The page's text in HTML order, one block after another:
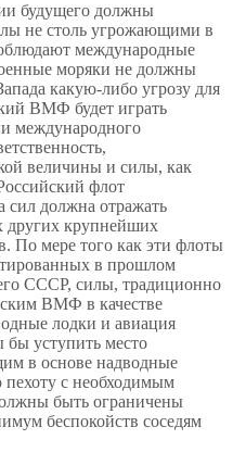
будущего должны
не столь угрожающими в
международные
моряки не должны
какую-либо угрозу для
ВМФ будет играть
международного
величины и силы, как
флот
сил должна отражать
других крупнейших
По мере того как эти флоты
в прошлом
СССР, силы, традиционно
ВМФ в качестве
лодки и авиация
бы уступить место
в основе надводные
с необходимым
быть ограничены
беспокойств соседям